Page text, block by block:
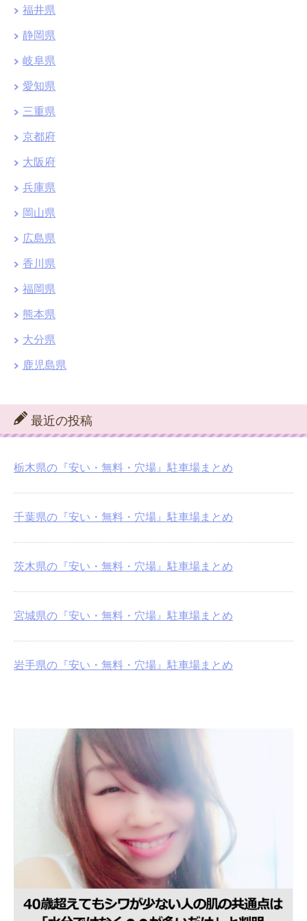
福井県
静岡県
岐阜県
愛知県
三重県
京都府
大阪府
兵庫県
岡山県
広島県
香川県
福岡県
熊本県
大分県
鹿児島県
最近の投稿
栃木県の『安い・無料・穴場』駐車場まとめ
千葉県の『安い・無料・穴場』駐車場まとめ
茨木県の『安い・無料・穴場』駐車場まとめ
宮城県の『安い・無料・穴場』駐車場まとめ
岩手県の『安い・無料・穴場』駐車場まとめ